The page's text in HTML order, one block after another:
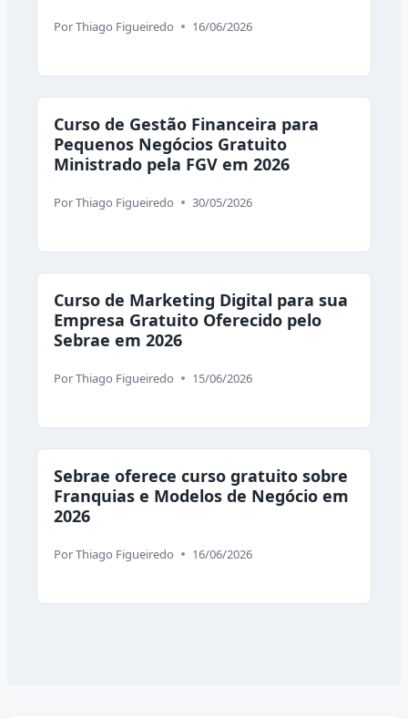
PorThiago Figueiredo 16/06/2026
Curso de Gestão Financeira para
Pequenos Negócios Gratuito
Ministrado pela FGV em 2026
PorThiago Figueiredo 30/05/2026
Curso de Marketing Digital para sua
Empresa Gratuito Oferecido pelo
Sebrae em 2026
PorThiago Figueiredo 15/06/2026
Sebrae oferece curso gratuito sobre
Franquias e Modelos de Negócio em
2026
PorThiago Figueiredo 16/06/2026